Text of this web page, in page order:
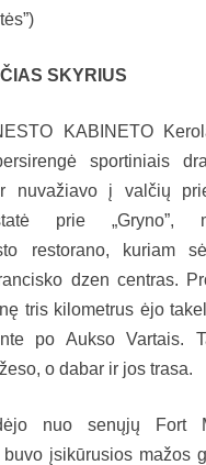
SKYRIUS
KABINETO
sportiniais
nuvažiavo į valčių
prie „Gryno”,
restorano, kuriam
dzen centras.
tris kilometrus ėjo
po Aukso Vartais.
o dabar ir jos trasa.
nuo senųjų Fort
įsikūrusios mažos